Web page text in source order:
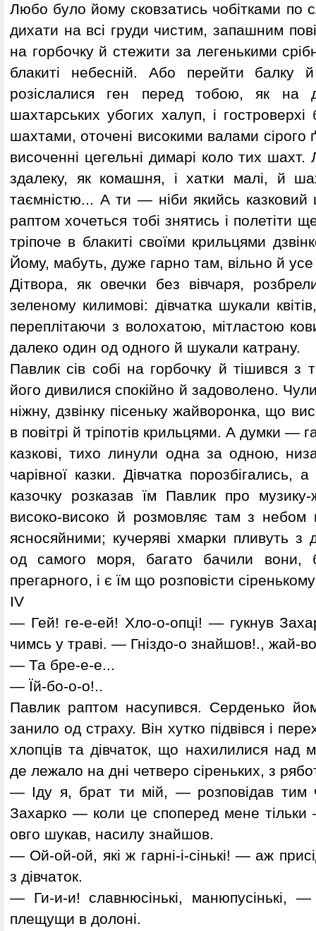
Любо було йому сковзатись чобітками по
дихати на всі груди чистим, запашним
на горбочку й стежити за легенькими
блакиті небесній. Або перейти балку
розіслалися ген перед тобою, як на
шахтарських убогих халуп, і гостроверхі
шахтами, оточені високими валами сірого
височенні цегельні димарі коло тих шахт.
здалеку, як комашня, і хатки малі, й
таємністю... А ти — ніби якийсь
раптом хочеться тобі знятись і полетіти
тріпоче в блакиті своїми крильцями
Йому, мабуть, дуже гарно там, вільно й
Дітвора, як овечки без вівчаря,
зеленому килимові: дівчатка шукали
переплітаючи з волохатою, мітластою
далеко один од одного й шукали катрану.
Павлик сів собі на горбочку й тішився з
його дивилися спокійно й задоволено.
ніжну, дзвінку пісеньку жайворонка, що
в повітрі й тріпотів крильцями. А думки —
казкові, тихо линули одна за одною,
чарівної казки. Дівчатка порозбігались,
казочку розказав їм Павлик про
високо-високо й розмовляє там з небом
ясносяйними; кучеряві хмарки пливуть з
од самого моря, багато бачили вони,
прегарного, і є їм що розповісти
IV
— Гей! ге-е-ей! Хло-о-опці! — гукнув
чимсь у траві. — Гніздо-о знайшов!., жай-
— Та бре-е-е...
— Їй-бо-о-о!..
Павлик раптом насупився. Серденько
занило од страху. Він хутко підвівся і
хлопців та дівчаток, що нахилилися над
де лежало на дні четверо сіреньких, з
— Іду я, брат ти мій, — розповідав тим
Захарко — коли це споперед мене
овго шукав, насилу знайшов.
— Ой-ой-ой, які ж гарні-і-сінькі! — аж
з дівчаток.
— Ги-и-и! славнюсінькі, манюпусінькі, —
плещущи в долоні.